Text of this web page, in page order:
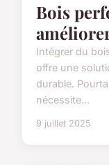
Bois
Intégrer du
offre une
durable.
nécessite...
9 juillet 2025